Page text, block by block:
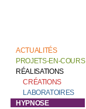
ACTUALITÉS
PROJETS-EN-COURS
RÉALISATIONS
CRÉATIONS
LABORATOIRES
HYPNOSE